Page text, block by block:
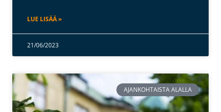
LUE LISÄÄ »
21/06/2023
AJANKOHTAISTA ALALLA